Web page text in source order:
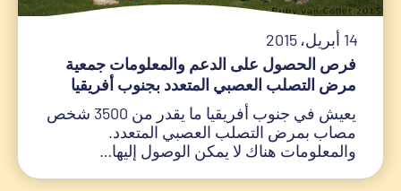
فرص الحصول على الدعم والمعلومات جمعية
مرض التصلب العصبي المتعدد بجنوب أفريقيا
14 أبريل، 2015
يعيش في جنوب أفريقيا ما يقدر من 3500 شخص
مصاب بمرض التصلب العصبي المتعدد.
والمعلومات هناك لا يمكن الوصول إليها…